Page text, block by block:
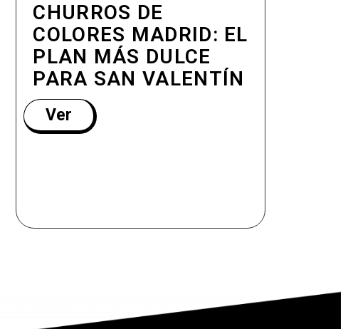
CHURROS DE
COLORES MADRID: EL
PLAN MÁS DULCE
PARA SAN VALENTÍN
Ver